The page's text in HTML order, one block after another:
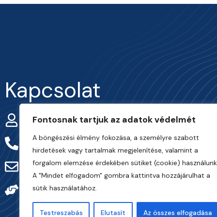
Fontosnak tartjuk az adatok védelmét
A böngészési élmény fokozása, a személyre szabott
hirdetések vagy tartalmak megjelenítése, valamint a
forgalom elemzése érdekében sütiket (cookie)
A "Mindet elfogadom" gombra kattintva hozzájárulhat a
sütik használatához.
Testreszabás Elutasít Az összes elfogadása
Kapcsolat
Smohay Márton
+36-30/916-73-08
info@frarternitas.hu
preciziosgazda.hu